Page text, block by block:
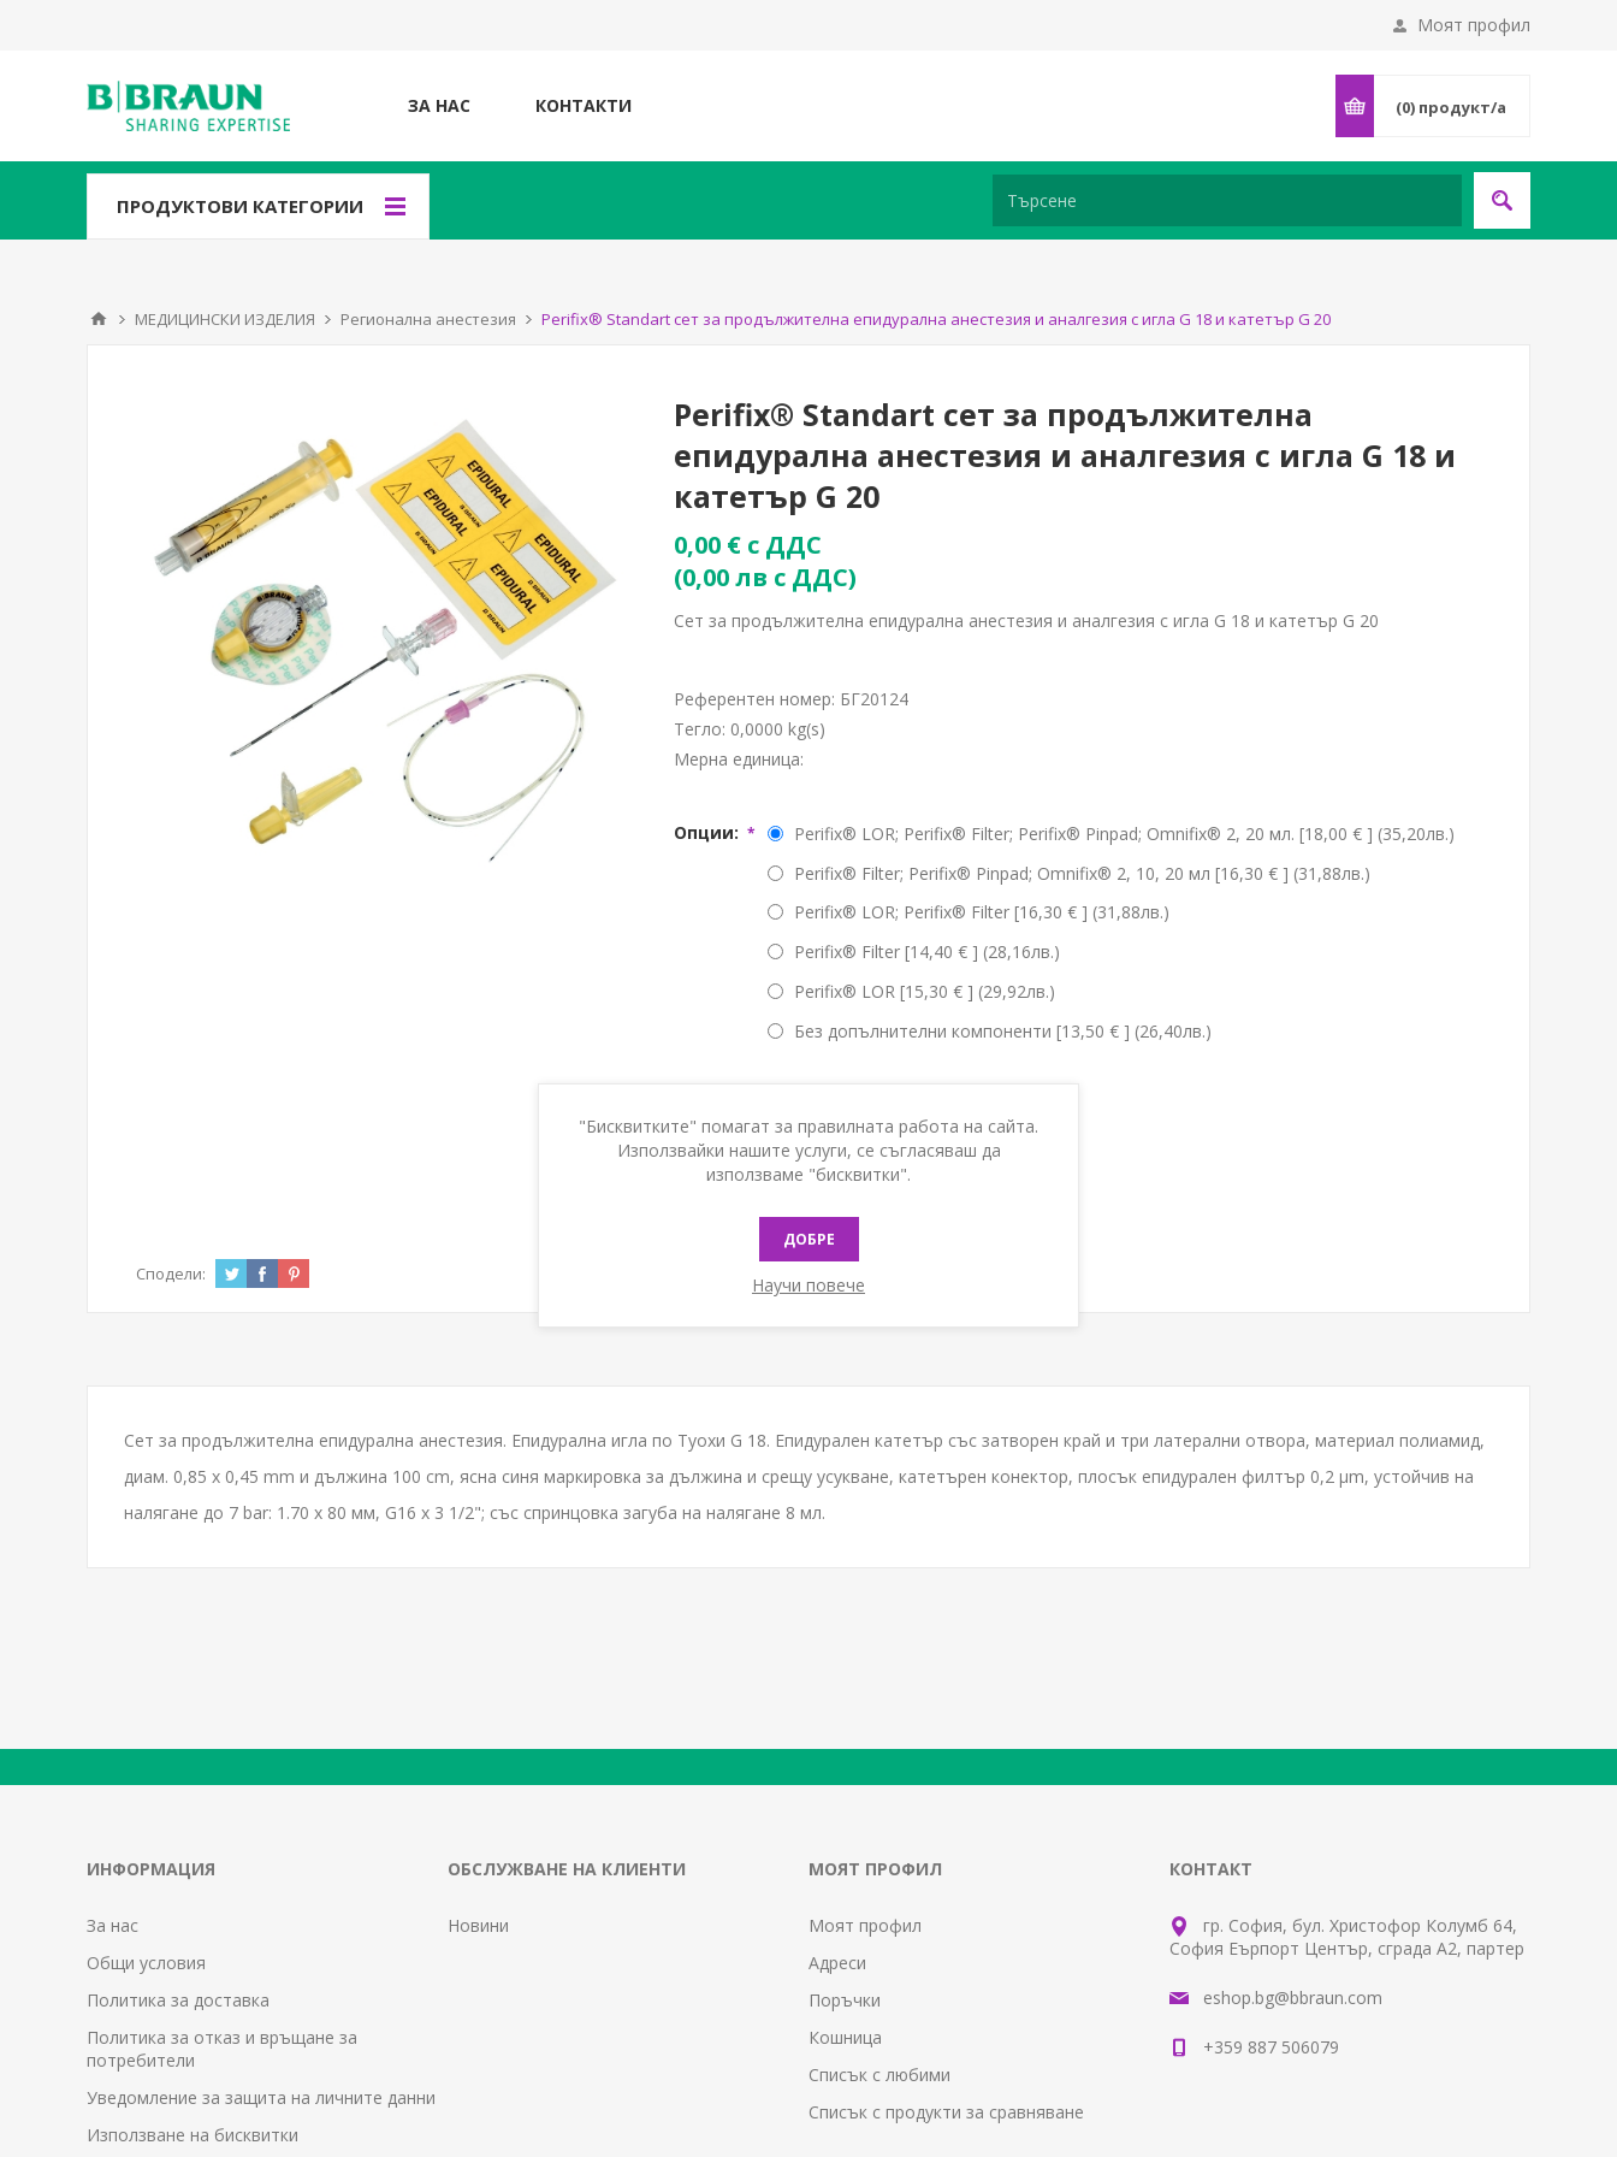
Моят профил
ЗА НАС КОНТАКТИ (0) продукт/а
ПРОДУКТОВИ КАТЕГОРИИ
МЕДИЦИНСКИ ИЗДЕЛИЯ Регионална анестезия Perifix® Standart сет за продължителна епидурална анестезия и аналгезия с игла G 18 и катетър G 20
Perifix® Standart сет за продължителна
епидурална анестезия и аналгезия с игла G 18 и
катетър G 20
0,00 € с ДДС
(0,00 лв с ДДС)
Сет за продължителна епидурална анестезия и аналгезия с игла G 18 и катетър G 20
Референтен номер: БГ20124
Тегло: 0,0000 kg(s)
Мерна единица:
Опции: *
Perifix® LOR; Perifix® Filter; Perifix® Pinpad; Omnifix® 2, 20 мл. [18,00 € ] (35,20лв.)
Perifix® Filter; Perifix® Pinpad; Omnifix® 2, 10, 20 мл [16,30 € ] (31,88лв.)
Perifix® LOR; Perifix® Filter [16,30 € ] (31,88лв.)
Perifix® Filter [14,40 € ] (28,16лв.)
Perifix® LOR [15,30 € ] (29,92лв.)
Без допълнителни компоненти [13,50 € ] (26,40лв.)
Наличност:
КУПИ
Сподели:
Сет за продължителна епидурална анестезия. Епидурална игла по Туохи G 18. Епидурален катетър със затворен край и три латерални отвора, материал полиамид,
диам. 0,85 х 0,45 mm и дължина 100 cm, ясна синя маркировка за дължина и срещу усукване, катетърен конектор, плосък епидурален филтър 0,2 µm, устойчив на
налягане до 7 bar: 1.70 х 80 мм, G16 x 3 1/2"; със спринцовка загуба на налягане 8 мл.
ИНФОРМАЦИЯ
За нас
Общи условия
Политика за доставка
Политика за отказ и връщане за
потребители
Уведомление за защита на личните данни
Използване на бисквитки
ОБСЛУЖВАНЕ НА КЛИЕНТИ
Новини
МОЯТ ПРОФИЛ
Моят профил
Адреси
Поръчки
Кошница
Списък с любими
Списък с продукти за сравняване
КОНТАКТ
гр. София, бул. Христофор Колумб 64,
София Еърпорт Център, сграда А2, партер
eshop.bg@bbraun.com
+359 887 506079
"Бисквитките" помагат за правилната работа на сайта.
Използвайки нашите услуги, се съгласяваш да
използваме "бисквитки".
ДОБРЕ
Научи повече